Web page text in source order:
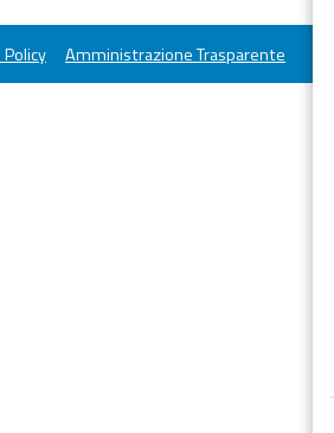
Amministrazione Trasparente